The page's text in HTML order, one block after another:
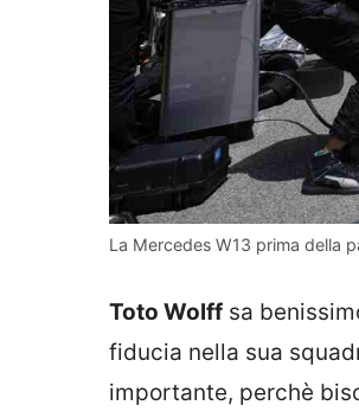
La Mercedes W13 prima della
Toto Wolff sa
fiducia nella sua
importante, perchè